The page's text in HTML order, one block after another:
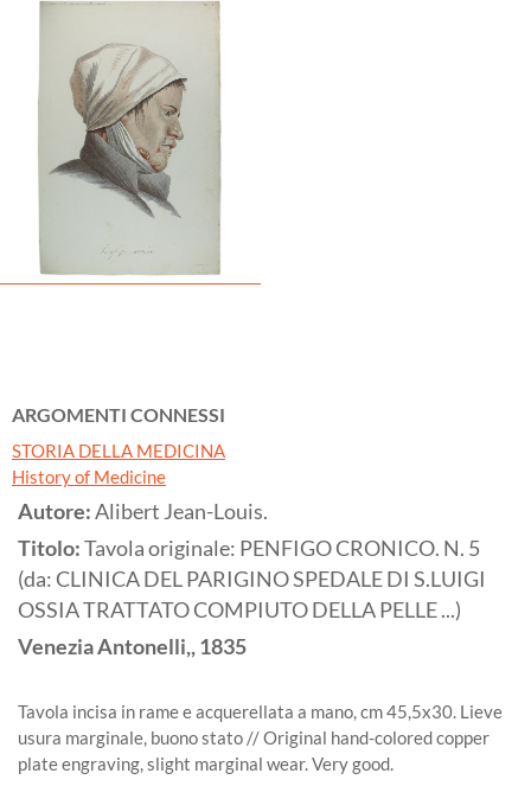
ARGOMENTI CONNESSI
STORIA DELLA MEDICINA
History of Medicine
Autore:Alibert Jean-Louis.
Titolo:Tavola originale: PENFIGO CRONICO. N. 5
(da: CLINICA DEL PARIGINO SPEDALE DI S.LUIGI
OSSIA TRATTATO COMPIUTO DELLA PELLE ...)
VeneziaAntonelli,,1835
Tavola incisa in rame e acquerellata a mano, cm 45,5x30. Lieve
usura marginale, buono stato // Original hand-colored copper
plate engraving, slight marginal wear. Very good.